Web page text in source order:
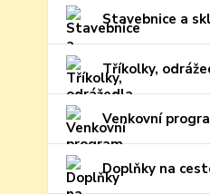
Stavebnice a
Tříkolky,
Venkovní
Doplňky na